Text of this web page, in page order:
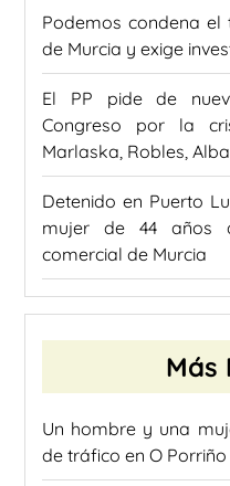
Podemos condena el
de Murcia y exige
El PP pide de
Congreso por la
Marlaska, Robles,
Detenido en Puerto
mujer de 44 años
comercial de Murcia
Más
Un hombre y una
de tráfico en O